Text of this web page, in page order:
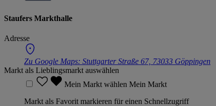
Staufers Markthalle
Adresse
Zu Google Maps: Stuttgarter Straße 67, 73033 Göppingen
Markt als Lieblingsmarkt auswählen
Mein Markt wählen Mein Markt
Markt als Favorit markieren für einen Schnellzugriff